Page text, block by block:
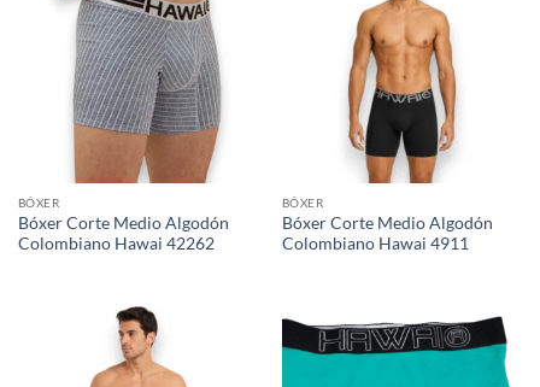
BÓXER
Bóxer Corte Medio Algodón
Colombiano Hawai 42262
BÓXER
Bóxer Corte Medio Algodón
Colombiano Hawai 4911